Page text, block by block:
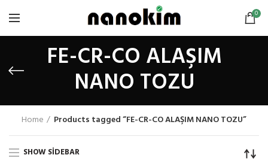
0
FE-CR-CO ALAŞIM
NANO TOZU
Home Products tagged “FE-CR-CO ALAŞIM NANO TOZU”
SHOW SIDEBAR